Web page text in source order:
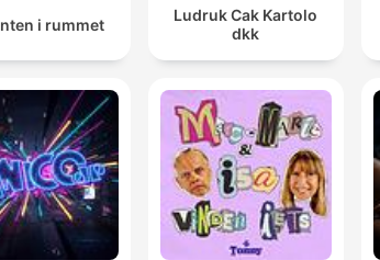
i rummet
Ludruk Cak Kartolo
dkk